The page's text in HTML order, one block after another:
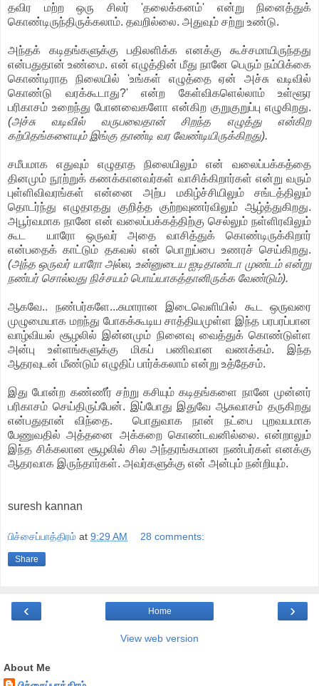
தவிர மற்ற ஒரு சிலர் 'தலைக்கனம்' என்று நினைத்துக்
கொண்டிருந்திருக்கலாம். தவறில்லை. அதுவும் சற்று உண்டு.
அந்தக் கடிதங்களுக்கு பதிலளிக்க எனக்கு கூச்சமாயிருந்தது
என்பதுதான் உண்மை. என் எழுத்தின் மீது நானே பெரும் நம்பிக்கை
கொண்டிராத நிலையில் 'உங்கள் எழுத்தை ஏன் அச்சு வடிவில்
கொண்டு வரக்கூடாது?' என்ற கேள்விகளெல்லாம் உள்ளூர
பரிகாசம் உறைந்து போனவைகளோ என்கிற குறுகுறுப்பு எழுகிறது.
(அச்சு வடிவில் வருபவைதான் சிறந்த எழுத்து என்கிற
கற்பிதங்களையும் இங்கு தாண்டி வர வேண்டியிருக்கிறது).
சமீபமாக எதுவும் எழுதாத நிலையிலும் என் வலைப்பக்கத்தை
தினமும் நூற்றுக் கணக்கானவர்கள் வாசிக்கிறார்கள் என்று வரும்
புள்ளிவிவரங்கள் என்னை அற்ப மகிழ்ச்சியிலும் சங்டத்திலும்
தொடர்ந்து எழுதாதது குறித்த குற்றவுணர்விலும் ஆழ்த்துகிறது.
அபூர்வமாக நானே என் வலைப்பக்கத்திற்கு செல்லும் நள்ளிரவிலும்
கூட யாரோ ஒருவர் அதை வாசித்துக் கொண்டிருக்கிறார்
என்பதைக் காட்டும் தகவல் என் பொறுப்பை உணரச் செய்கிறது.
(அந்த ஒருவர் யாரோ அல்ல, உன்னுடைய ஐடிதாண்டா முண்டம் என்று
நண்பர் சொல்வது நிச்சயம் பொய்யாகத்தானிருக்க வேண்டும்).
ஆகவே.. நண்பர்களே...சுமாரான இடைவெளியில் கூட ஒருவரை
முழுமையாக மறந்து போகக்கூடிய சாத்தியமுள்ள இந்த பரபரப்பான
வாழ்வியல் சூழலில் இன்னமும் நினைவு வைத்துக் கொண்டுள்ள
அன்பு உள்ளங்களுக்கு மிகப் பணிவான வணக்கம். இந்த
ஆதரவுடன் மீண்டும் எழுதிப் பார்க்கலாம் என்று உத்தேசம்.
இது போன்ற கண்ணீர் சற்று கசியும் கடிதங்களை நானே முன்னர்
பரிகாசம் செய்திருப்பேன். இப்போது இதுவே ஆசுவாசம் தருகிறது
என்பதுதான் விந்தை. பொதுவாக நான் நட்பை புறவயமாக
பேணுவதில் அத்தனை அக்கறை கொண்டவனில்லை. என்றாலும்
இந்த சிக்கலான சூழலில் சில அந்தரங்கமான நண்பர்கள் எனக்கு
ஆதரவாக இருந்தார்கள். அவர்களுக்கு என் அன்பும் நன்றியும்.
suresh kannan
பிச்சைப்பாத்திரம் at 9:29 AM 28 comments:
Share
‹ ›
Home
View web version
About Me